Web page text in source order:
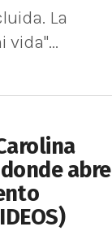
La
vida"...
abre